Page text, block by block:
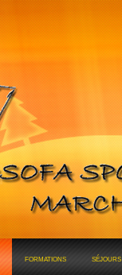
FORMATIONS SÉJOURS